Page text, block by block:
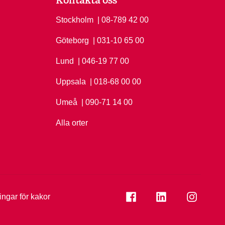
Stockholm Ring Stockholm på
| 08-789 42 00
Göteborg Ring Göteborg på
| 031-10 65 00
Lund Ring Lund på
| 046-19 77 00
Uppsala Ring Uppsala på
| 018-68 00 00
Umeå Ring Umeå på
| 090-71 14 00
Alla orter
för kakor Se folkuniversitetet på
Se